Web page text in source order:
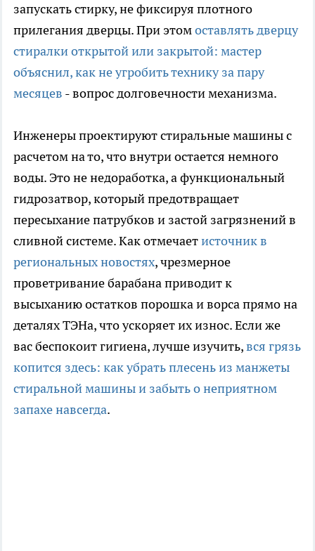
запускать стирку, не фиксируя плотного
прилегания дверцы. При этомоставлять дверцу
стиралки открытой или закрытой: мастер
объяснил, как не угробить технику за пару
месяцев - вопрос долговечности механизма.
Инженеры проектируют стиральные машины с
расчетом на то, что внутри остается немного
воды. Это не недоработка, а функциональный
гидрозатвор, который предотвращает
пересыхание патрубков и застой загрязнений в
сливной системе. Как отмечаетисточник в
региональных новостях, чрезмерное
проветривание барабана приводит к
высыханию остатков порошка и ворса прямо на
деталях ТЭНа, что ускоряет их износ. Если же
вас беспокоит гигиена, лучше изучить,вся грязь
копится здесь: как убрать плесень из манжеты
стиральной машины и забыть о неприятном
запахе навсегда.